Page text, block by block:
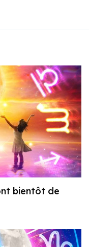
bientôt de